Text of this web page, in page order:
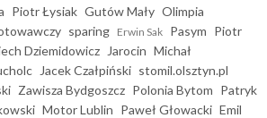
Piotr Łysiak Gutów Mały Olimpia
sparing Erwin Sak Pasym Piotr
Dziemidowicz Jarocin Michał
Jacek Czałpiński stomil.olsztyn.pl
Zawisza Bydgoszcz Polonia Bytom Patryk
Motor Lublin Paweł Głowacki Emil